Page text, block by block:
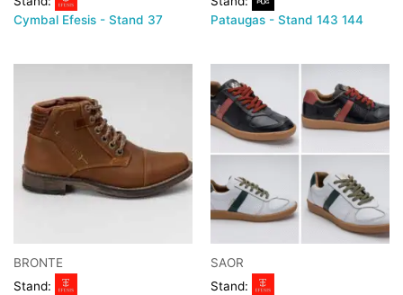
Cymbal Efesis - Stand 37
Pataugas - Stand 143 144
BRONTE
Stand:
SAOR
Stand: